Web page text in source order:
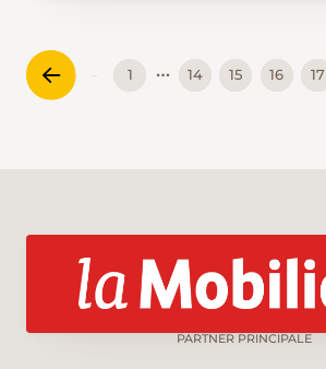
1 … 14 15 16 17
PARTNER PRINCIPALE